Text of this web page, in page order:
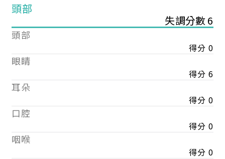
頭部
失調分數 6
頭部
得分 0
眼睛
得分 6
耳朵
得分 0
口腔
得分 0
咽喉
得分 0